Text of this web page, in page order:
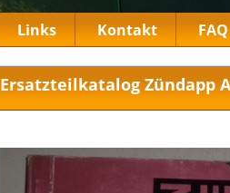
Links Kontakt FAQ
Ersatzteilkatalog Zündapp